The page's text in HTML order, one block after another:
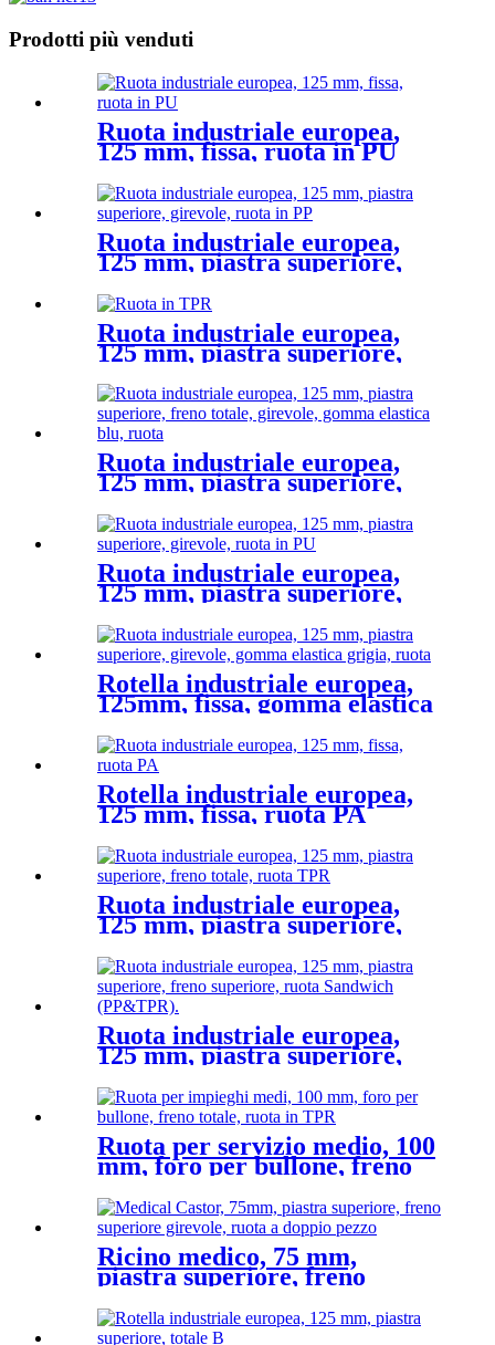
Prodotti più venduti
Ruota industriale europea,
125 mm, fissa, ruota in PU
Ruota industriale europea,
125 mm, piastra superiore,
girevole, ruota in PP
Ruota industriale europea,
125 mm, piastra superiore,
girevole, ruota in TPR
Ruota industriale europea,
125 mm, piastra superiore,
blu, ruota
Ruota industriale europea,
125 mm, piastra superiore,
Rotella industriale europea,
125mm, fissa, gomma elastica
Rotella industriale europea,
125 mm, fissa, ruota PA
Ruota industriale europea,
125 mm, piastra superiore,
freno totale, ruota in TPR
Ruota industriale europea,
125 mm, piastra superiore,
freno totale, ruota Sandwich
(PP&TPR).
Ruota per servizio medio, 100
mm, foro per bullone, freno
totale, ruota in TPR
Ricino medico, 75 mm,
piastra superiore, freno
totale, ruota a doppio pezzo